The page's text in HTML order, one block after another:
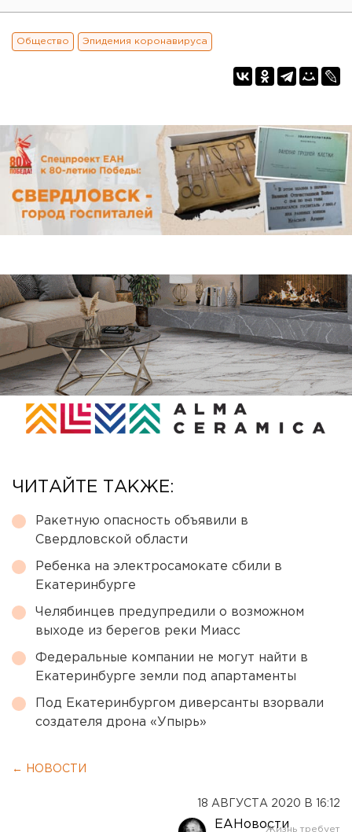
Общество Эпидемия коронавируса
ЧИТАЙТЕ ТАКЖЕ:
Ракетную опасность объявили в
Свердловской области
Ребенка на электросамокате сбили в
Екатеринбурге
Челябинцев предупредили о возможном
выходе из берегов реки Миасс
Федеральные компании не могут найти в
Екатеринбурге земли под апартаменты
Под Екатеринбургом диверсанты взорвали
создателя дрона «Упырь»
← НОВОСТИ
18 АВГУСТА 2020 В 16:12
ЕАНовости